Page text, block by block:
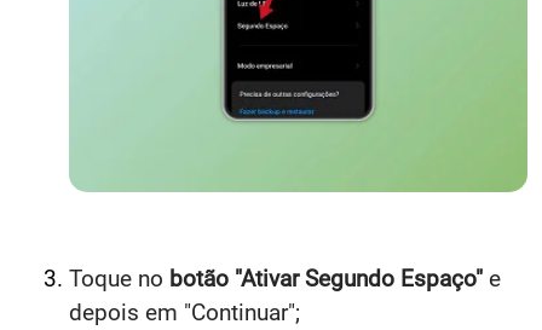
Toque no botão "Ativar Segundo Espaço" e
depois em "Continuar";